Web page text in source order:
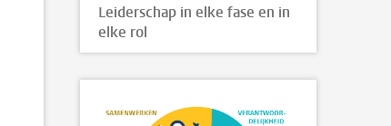
Leiderschap in elke fase en in
elke rol